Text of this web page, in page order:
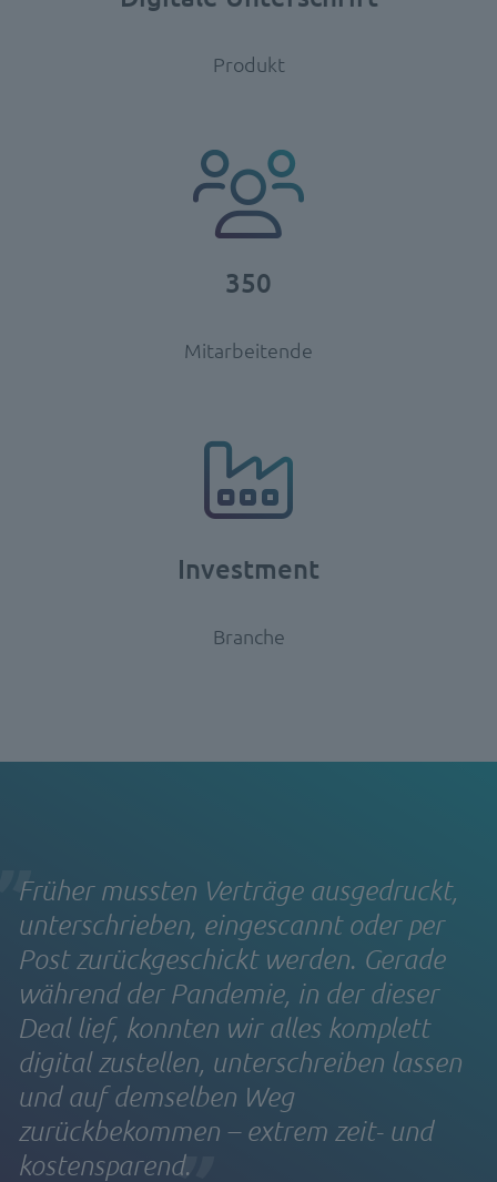
Produkt
350
Mitarbeitende
Investment
Branche
Früher mussten Verträge ausgedruckt,
unterschrieben, eingescannt oder per
Post zurückgeschickt werden. Gerade
während der Pandemie, in der dieser
Deal lief, konnten wir alles komplett
digital zustellen, unterschreiben lassen
und auf demselben Weg
zurückbekommen – extrem zeit- und
kostensparend.